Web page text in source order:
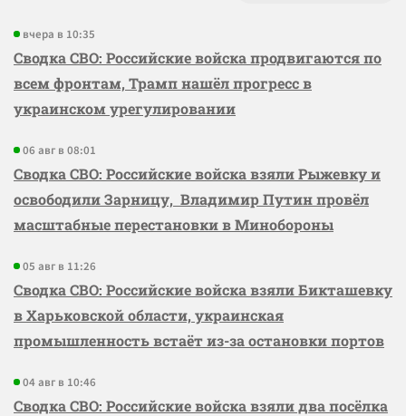
вчера в 10:35
Сводка СВО: Российские войска продвигаются по
всем фронтам, Трамп нашёл прогресс в
украинском урегулировании
06 авг в 08:01
Сводка СВО: Российские войска взяли Рыжевку и
освободили Зарницу, Владимир Путин провёл
масштабные перестановки в Минобороны
05 авг в 11:26
Сводка СВО: Российские войска взяли Бикташевку
в Харьковской области, украинская
промышленность встаёт из-за остановки портов
04 авг в 10:46
Сводка СВО: Российские войска взяли два посёлка